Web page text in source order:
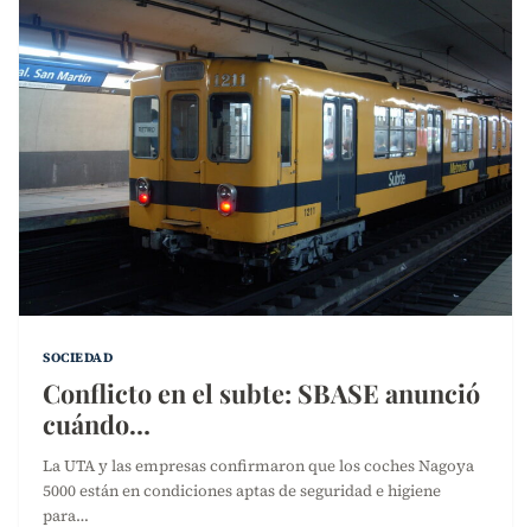
SOCIEDAD
Conflicto en el subte: SBASE anunció
cuándo…
La UTA y las empresas confirmaron que los coches Nagoya
5000 están en condiciones aptas de seguridad e higiene
para…